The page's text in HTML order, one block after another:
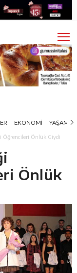
EKONOMİ YAŞAM
Öğrencileri Önlük Giydi
Önlük